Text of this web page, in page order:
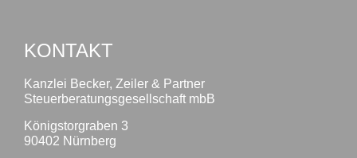
KONTAKT
Kanzlei Becker, Zeiler & Partner
Steuerberatungsgesellschaft mbB
Königstorgraben 3
90402 Nürnberg